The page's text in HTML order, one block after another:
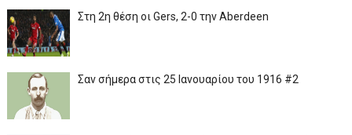
Στη 2η θέση οι Gers, 2-0 την Aberdeen
Σαν σήμερα στις 25 Ιανουαρίου του 1916 #2